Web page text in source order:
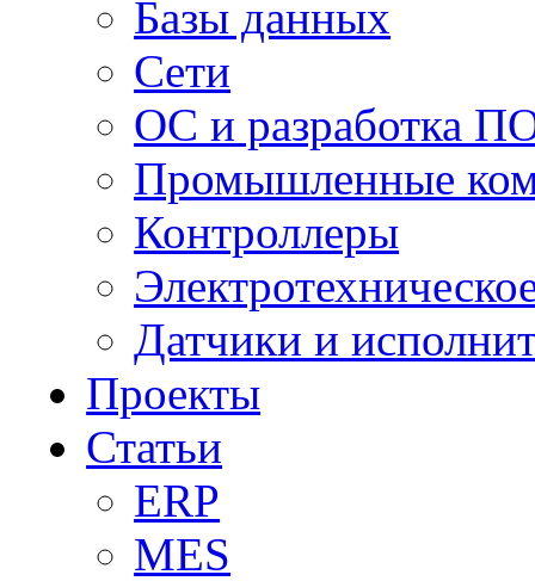
Базы данных
Сети
ОС и разработка
Промышленные
Контроллеры
Датчики и
Проекты
Статьи
ERP
MES